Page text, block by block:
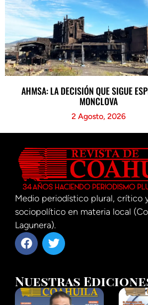
AHMSA: LA DECISIÓN QUE SIGUE
MONCLOVA
2 Agosto, 2026
Medio periodístico plural, crítico
sociopolítico en materia local
Lagunera).
Nuestras